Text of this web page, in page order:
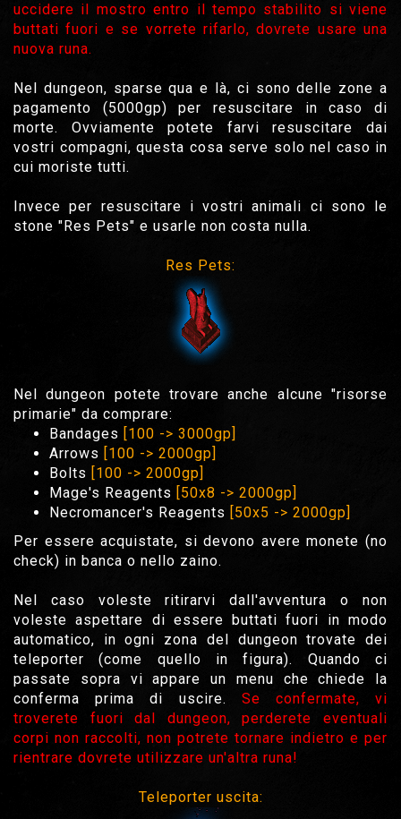
uccidere il mostro entro il tempo stabilito si viene
buttati fuori e se vorrete rifarlo, dovrete usare una
nuova runa.
Nel dungeon, sparse qua e là, ci sono delle zone a
pagamento (5000gp) per resuscitare in caso di
morte. Ovviamente potete farvi resuscitare dai
vostri compagni, questa cosa serve solo nel caso in
cui moriste tutti.
Invece per resuscitare i vostri animali ci sono le
stone "Res Pets" e usarle non costa nulla.
Res Pets:
Nel dungeon potete trovare anche alcune "risorse
primarie" da comprare:
Bandages [100 -> 3000gp]
Arrows [100 -> 2000gp]
Bolts [100 -> 2000gp]
Mage's Reagents [50x8 -> 2000gp]
Necromancer's Reagents [50x5 -> 2000gp]
Per essere acquistate, si devono avere monete (no
check) in banca o nello zaino.
Nel caso voleste ritirarvi dall'avventura o non
voleste aspettare di essere buttati fuori in modo
automatico, in ogni zona del dungeon trovate dei
teleporter (come quello in figura). Quando ci
passate sopra vi appare un menu che chiede la
conferma prima di uscire. Se confermate, vi
troverete fuori dal dungeon, perderete eventuali
corpi non raccolti, non potrete tornare indietro e per
rientrare dovrete utilizzare un'altra runa!
Teleporter uscita: